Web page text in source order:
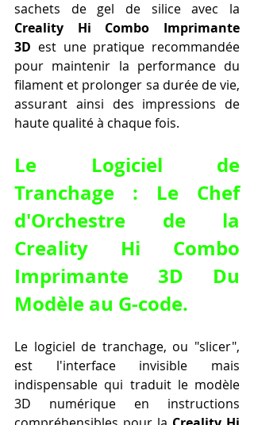
Creality Hi Combo Imprimante
3D est une pratique recommandée
pour maintenir la performance du
filament et prolonger sa durée de vie,
assurant ainsi des impressions de
haute qualité à chaque fois.
Le Logiciel de
Tranchage : Le Chef
d'Orchestre de la
Creality Hi Combo
Imprimante 3D Du
Modèle au G-code.
Le logiciel de tranchage, ou "slicer",
est l'interface invisible mais
indispensable qui traduit le modèle
3D numérique en instructions